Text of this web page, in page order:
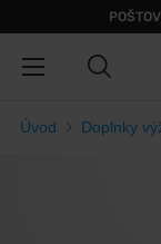
Úvod Doplnky